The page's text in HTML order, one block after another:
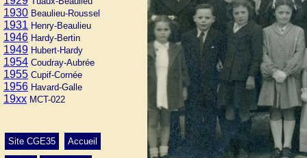
1930 Beaulieu-Roussel
1931 Henry-Beaulieu
1946 Hardy-Bertin
1949 Hubert-Hardy
1954 Coudray-Aubrée
1955 Cupif-Cornée
1956 Havard-Galle
19xx MCT-022
Site CGE35 Accueil